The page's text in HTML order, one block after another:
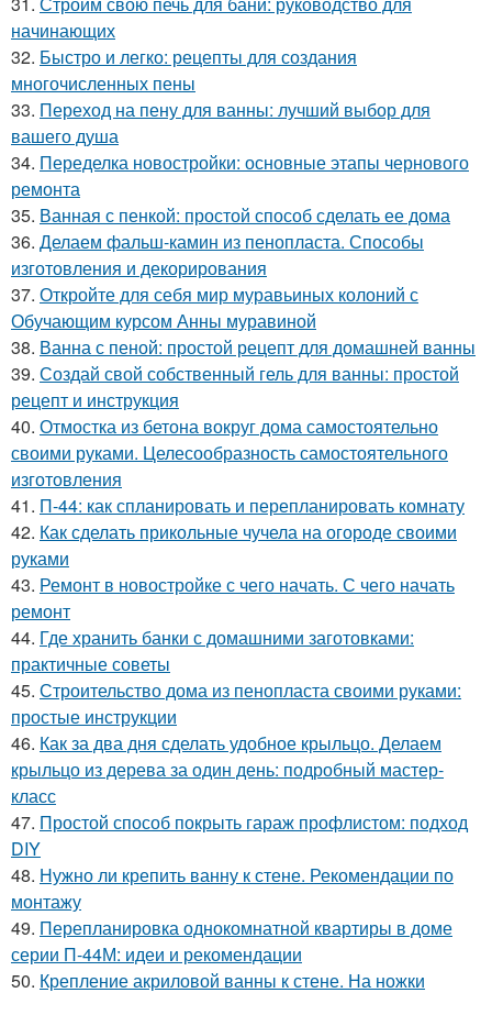
начинающих
32. Быстро и легко: рецепты для создания
многочисленных пены
33. Переход на пену для ванны: лучший выбор для
вашего душа
34. Переделка новостройки: основные этапы чернового
ремонта
35. Ванная с пенкой: простой способ сделать ее дома
36. Делаем фальш-камин из пенопласта. Способы
изготовления и декорирования
37. Откройте для себя мир муравьиных колоний с
Обучающим курсом Анны муравиной
38. Ванна с пеной: простой рецепт для домашней ванны
39. Создай свой собственный гель для ванны: простой
рецепт и инструкция
40. Отмостка из бетона вокруг дома самостоятельно
своими руками. Целесообразность самостоятельного
изготовления
41. П-44: как спланировать и перепланировать комнату
42. Как сделать прикольные чучела на огороде своими
руками
43. Ремонт в новостройке с чего начать. С чего начать
ремонт
44. Где хранить банки с домашними заготовками:
практичные советы
45. Строительство дома из пенопласта своими руками:
простые инструкции
46. Как за два дня сделать удобное крыльцо. Делаем
крыльцо из дерева за один день: подробный мастер-
класс
47. Простой способ покрыть гараж профлистом: подход
DIY
48. Нужно ли крепить ванну к стене. Рекомендации по
монтажу
49. Перепланировка однокомнатной квартиры в доме
серии П-44М: идеи и рекомендации
50. Крепление акриловой ванны к стене. На ножки